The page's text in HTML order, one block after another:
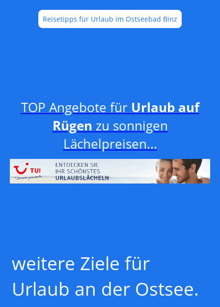
Reisetipps für Urlaub im Ostseebad Binz
TOP Angebote für Urlaub auf
Rügen zu sonnigen
Lächelpreisen...
weitere Ziele für
Urlaub an der Ostsee.